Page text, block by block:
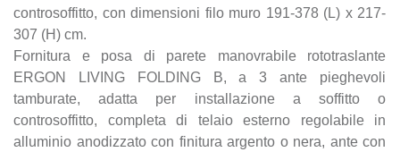
controsoffitto, con dimensioni filo muro 191-378 (L) x 217-
307 (H) cm.
Fornitura e posa di parete manovrabile rototraslante
ERGON LIVING FOLDING B, a 3 ante pieghevoli
tamburate, adatta per installazione a soffitto o
controsoffitto, completa di telaio esterno regolabile in
alluminio anodizzato con finitura argento o nera, ante con